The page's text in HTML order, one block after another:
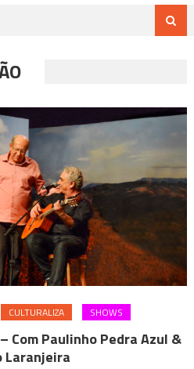
CULTURALIZA SHOWS
– Com Paulinho Pedra Azul &
Laranjeira